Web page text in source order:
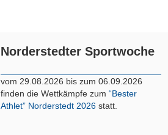
Norderstedter Sportwoche
vom 29.08.2026 bis zum 06.09.2026
finden die Wettkämpfe zum “Bester
Athlet” Norderstedt 2026 statt.